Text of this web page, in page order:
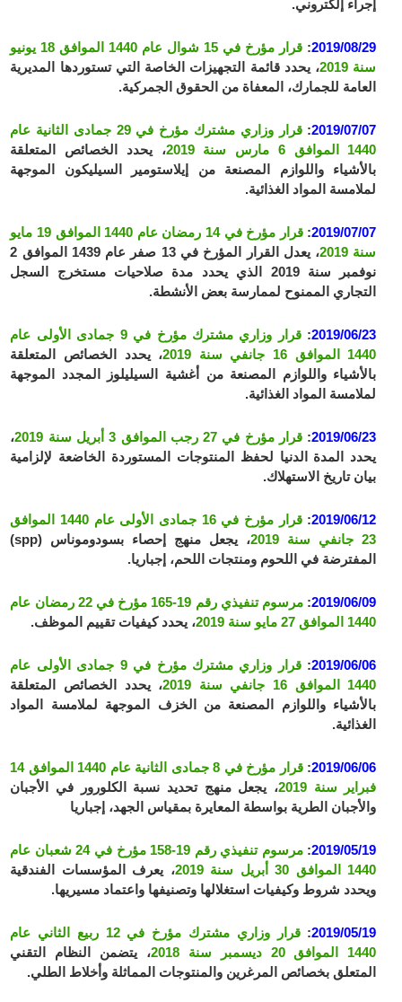
إجراء إلكتروني.
2019/08/29
:
قرار مؤرخ في 15 شوال عام 1440 الموافق 18 يونيو
سنة 2019
، يحدد قائمة التجهيزات الخاصة التي تستوردها المديرية
العامة للجمارك، المعفاة من الحقوق الجمركية.
2019/07/07
:
قرار وزاري مشترك مؤرخ في 29 جمادى الثانية عام
1440 الموافق 6 مارس سنة 2019
، يحدد الخصائص المتعلقة
بالأشياء واللوازم المصنعة من إيلاستومير السيليكون الموجهة
لملامسة المواد الغذائية.
2019/07/07
:
قرار مؤرخ في 14 رمضان عام 1440 الموافق 19 مايو
سنة 2019
، يعدل القرار المؤرخ في 13 صفر عام 1439 الموافق 2
نوفمبر سنة 2019 الذي يحدد مدة صلاحيات مستخرج السجل
التجاري الممنوح لممارسة بعض الأنشطة.
2019/06/23
:
قرار وزاري مشترك مؤرخ في 9 جمادى الأولى عام
1440 الموافق 16 جانفي سنة 2019
، يحدد الخصائص المتعلقة
بالأشياء واللوازم المصنعة من أغشية السيليلوز المجدد الموجهة
لملامسة المواد الغذائية.
2019/06/23
: قرار مؤرخ في 27 رجب الموافق 3 أبريل سنة 2019
،
يحدد المدة الدنيا لحفظ المنتوجات المستوردة الخاضعة لإلزامية
بيان تاريخ الاستهلاك.
2019/06/12
:
قرار مؤرخ في 16 جمادى الأولى عام 1440 الموافق
23 جانفي سنة 2019
، يجعل منهج إحصاء بسودوموناس (spp)
المفترضة في اللحوم ومنتجات اللحم، إجباريا.
2019/06/09
:
مرسوم تنفيذي رقم 19-165 مؤرخ في 22 رمضان عام
1440 الموافق 27 مايو سنة 2019
، يحدد كيفيات تقييم الموظف.
2019/06/06
:
قرار وزاري مشترك مؤرخ في 9 جمادى الأولى عام
1440 الموافق 16 جانفي سنة 2019
، يحدد الخصائص المتعلقة
بالأشياء واللوازم المصنعة من الخزف الموجهة لملامسة المواد
الغذائية.
2019/06/06
:
قرار مؤرخ في 8 جمادى الثانية عام 1440 الموافق 14
فبراير سنة 2019
، يجعل منهج تحديد نسبة الكلورور في الأجبان
والأجبان الطرية بواسطة المعايرة بمقياس الجهد، إجباريا
2019/05/19
:
مرسوم تنفيذي رقم 19-158 مؤرخ في 24 شعبان عام
1440 الموافق 30 أبريل سنة 2019
، يعرف المؤسسات الفندقية
ويحدد شروط وكيفيات استغلالها وتصنيفها واعتماد مسيريها.
2019/05/19
:
قرار وزاري مشترك مؤرخ في 12 ربيع الثاني عام
1440 الموافق 20 ديسمبر سنة 2018
، يتضمن النظام التقني
المتعلق بخصائص المرغرين والمنتوجات المماثلة وأخلاط الطلي.